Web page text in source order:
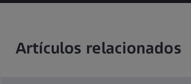
Artículos relacionados